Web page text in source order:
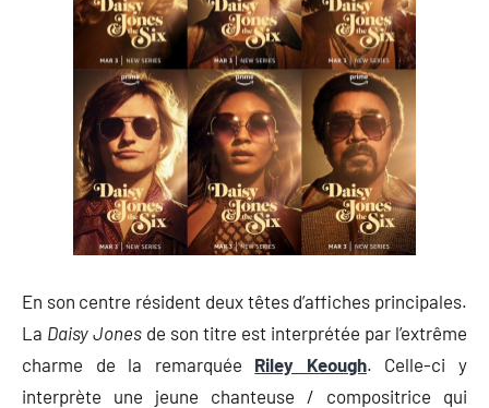
En son centre résident deux têtes d’affiches principales.
La Daisy Jones de son titre est interprétée par l’extrême
charme de la remarquée Riley Keough. Celle-ci y
interprète une jeune chanteuse / compositrice qui